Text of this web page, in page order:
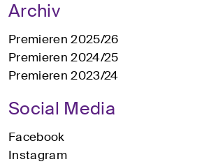
Archiv
Premieren 2025/26
Premieren 2024/25
Premieren 2023/24
Social Media
Facebook
Instagram